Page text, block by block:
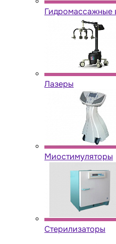
Гидромассажные
Лазеры
Миостимуляторы
Стерилизаторы